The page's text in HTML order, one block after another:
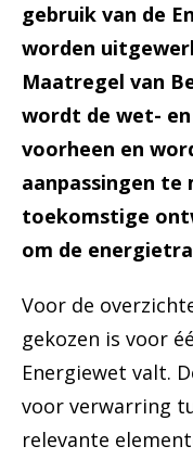
gebruik van de
worden
Maatregel van
wordt de wet-
voorheen en
aanpassingen te
toekomstige
om de
Voor de
gekozen is voor
Energiewet valt.
voor verwarring
relevante